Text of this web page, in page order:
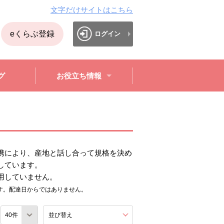
文字だけサイトはこちら
eくらぶ登録 ログイン
お役立ち情報
より、産地と話し合って規格を決め
います。
ていません。
配達日からではありません。
並び替え